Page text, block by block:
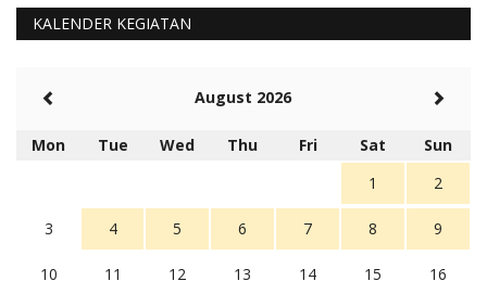
KALENDER KEGIATAN
August 2026
Mon Tue Wed Thu Fri Sat
Sun
1
2
3 4 5 6 7 8 9
10 11 12 13 14 15 16